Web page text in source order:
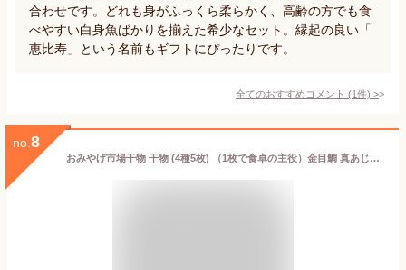
合わせです。どれも身がふっくら柔らかく、高齢の方でも食
べやすい白身魚ばかりを揃えた希少なセット。縁起の良い「
恵比寿」という名前もギフトにぴったりです。
全てのおすすめコメント (1件) >
no. 8
おみやげ市場干物 干物 (4種5枚) （1枚で食卓の主役）金目鯛 真あじの干物 千葉県産かます えぼ鯛 詰め合わせ 干物セット (大盛り) 冷凍 おかず 惣菜